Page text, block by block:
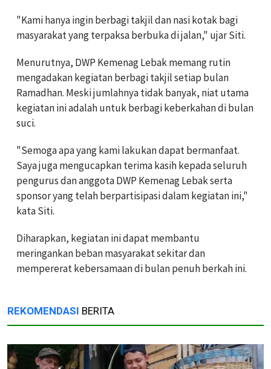
"Kami hanya ingin berbagi takjil dan nasi kotak bagi
masyarakat yang terpaksa berbuka di jalan," ujar Siti.
Menurutnya, DWP Kemenag Lebak memang rutin
mengadakan kegiatan berbagi takjil setiap bulan
Ramadhan. Meski jumlahnya tidak banyak, niat utama
kegiatan ini adalah untuk berbagi keberkahan di bulan
suci.
"Semoga apa yang kami lakukan dapat bermanfaat.
Saya juga mengucapkan terima kasih kepada seluruh
pengurus dan anggota DWP Kemenag Lebak serta
sponsor yang telah berpartisipasi dalam kegiatan ini,"
kata Siti.
Diharapkan, kegiatan ini dapat membantu
meringankan beban masyarakat sekitar dan
mempererat kebersamaan di bulan penuh berkah ini.
REKOMENDASI BERITA